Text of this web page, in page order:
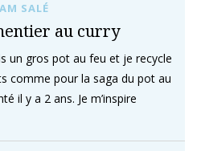
SALÉ
au curry
un gros pot au feu et je recycle
comme pour la saga du pot au
il y a 2 ans. Je m’inspire